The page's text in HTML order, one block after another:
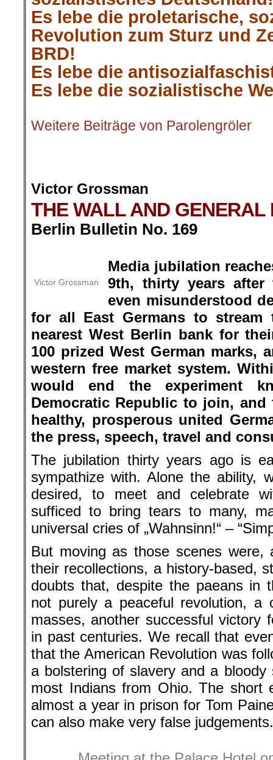
Es lebe die proletarische,
Revolution zum Sturz und
BRD!
Es lebe die
Es lebe die sozialistische
Weitere Beiträge von Parolengröler
Victor Grossman
THE WALL AND GENERAL
Berlin Bulletin No. 169
Victor Grossman
Media jubilation
9th, thirty years after
even misunderstood
for all East Germans to
nearest West Berlin bank for
100 prized West German marks,
western free market system.
would end the experiment
Democratic Republic to join,
healthy, prosperous united
the press, speech, travel and
The jubilation thirty years ago is
sympathize with. Alone the ability,
desired, to meet and celebrate
sufficed to bring tears to many,
universal cries of „Wahnsinn!“ –
But moving as those scenes
their recollections, a history-based,
doubts that, despite the paeans in
not purely a peaceful revolution, a
masses, another successful victory
in past centuries. We recall that
that the American Revolution was
a bolstering of slavery and a
most Indians from Ohio. The short
almost a year in prison for Tom
can also make very false judgements.